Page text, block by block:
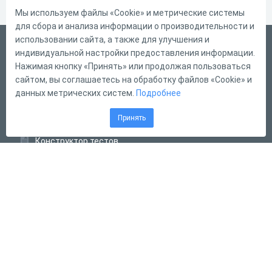
Русский
Справка
Форма обратной связи
Конструктор тестов
Мы используем файлы «Cookie» и метрические системы
для сбора и анализа информации о производительности и
использовании сайта, а также для улучшения и
индивидуальной настройки предоставления информации.
Нажимая кнопку «Принять» или продолжая пользоваться
сайтом, вы соглашаетесь на обработку файлов «Cookie» и
данных метрических систем. Подробнее
Принять